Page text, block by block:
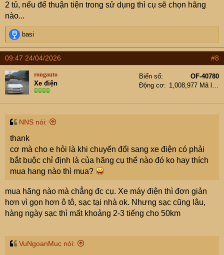
2 tủ, nếu để thuận tiện trong sử dụng thì cụ sẽ chọn hãng
nào...
R
e
a
t
i
o
n
s
basi
09:47 24/04/2026 #8
rongauto
Xe điện
Biển số
OF-40780
Động cơ
1,008,977 Mã lực
NNS nói:
thank
cơ mà cho e hỏi là khi chuyển đổi sang xe điện có phải
bắt buộc chỉ định là của hãng cụ thể nào đó ko hay thích
mua hang nào thì mua?
mua hãng nào mà chẳng đc cụ. Xe máy điện thì đơn giản
hơn vì gọn hơn ô tô, sạc tại nhà ok. Nhưng sạc cũng lâu,
hàng ngày sạc thì mất khoảng 2-3 tiếng cho 50km
VuNgoanMuc nói: